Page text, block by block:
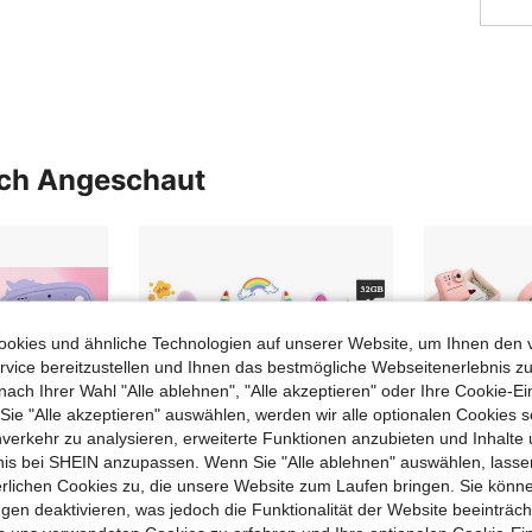
Angeschaut
und ähnliche Technologien auf unserer Website, um Ihnen den
bereitzustellen und Ihnen das bestmögliche Webseitenerlebnis
Ihrer Wahl "Alle ablehnen", "Alle akzeptieren" oder Ihre Cookie-
"Alle akzeptieren" auswählen, werden wir alle optionalen Cookies
zu analysieren, erweiterte Funktionen anzubieten und Inhalte
bei SHEIN anzupassen. Wenn Sie "Alle ablehnen" auswählen,
Cookies zu, die unsere Website zum Laufen bringen. Sie
deaktivieren, was jedoch die Funktionalität der Website